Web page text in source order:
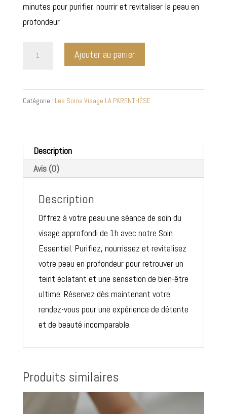
minutes pour purifier, nourrir et revitaliser la peau en
profondeur
Ajouter au panier
Catégorie : Les Soins Visage LA PARENTHÈSE
Description
Avis (0)
Description
Offrez à votre peau une séance de soin du
visage approfondi de 1h avec notre Soin
Essentiel. Purifiez, nourrissez et revitalisez
votre peau en profondeur pour retrouver un
teint éclatant et une sensation de bien-être
ultime. Réservez dès maintenant votre
rendez-vous pour une expérience de détente
et de beauté incomparable.
Produits similaires